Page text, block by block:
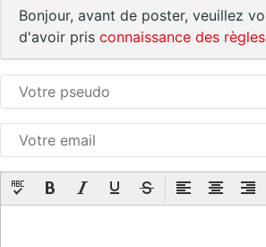
Bonjour, avant de poster, veuillez
d'avoir pris connaissance des règles